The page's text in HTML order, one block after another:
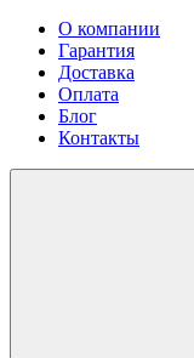
О компании
Гарантия
Доставка
Оплата
Блог
Контакты